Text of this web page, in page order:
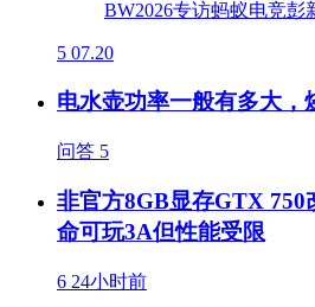
5 07.20
电水壶功率一般有多大，
问答 5
非官方8GB显存GTX 750
命可玩3A但性能受限
6 24小时前